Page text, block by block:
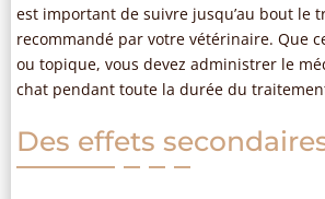
est important de suivre jusqu’au bout le
recommandé par votre vétérinaire. Que
ou topique, vous devez administrer le
chat pendant toute la durée du
Des effets